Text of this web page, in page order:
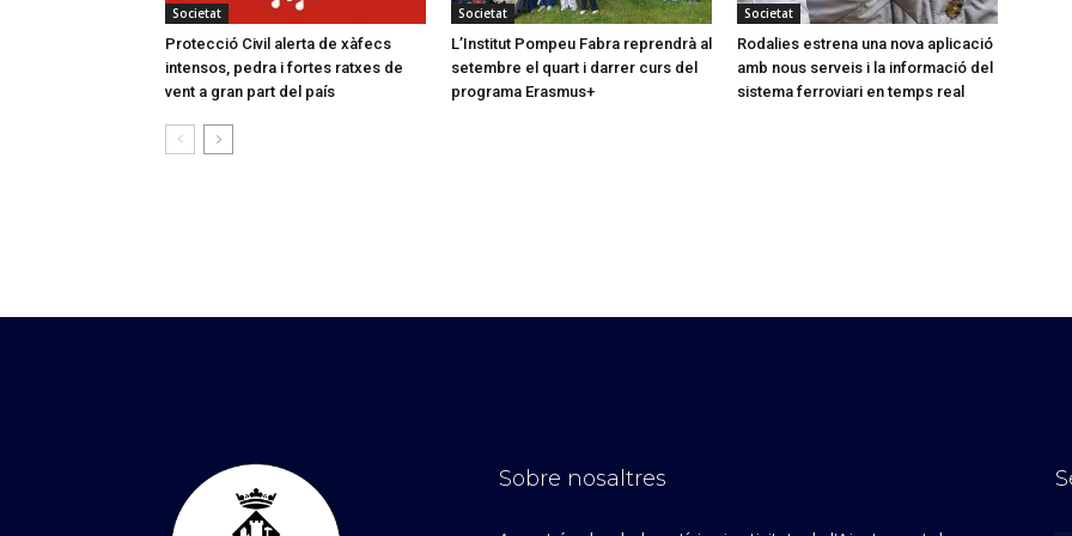
Societat
Protecció Civil alerta de xàfecs
intensos, pedra i fortes ratxes de
vent a gran part del país
Societat
L’Institut Pompeu Fabra reprendrà al
setembre el quart i darrer curs del
programa Erasmus+
Societat
Rodalies estrena una nova aplicació
amb nous serveis i la informació del
sistema ferroviari en temps real
Sobre nosaltres